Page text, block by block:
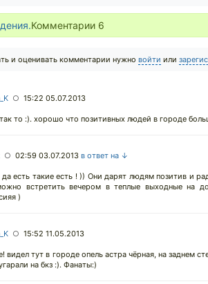
Комментарии 6
и оценивать комментарии нужно войти или
○ 15:22 05.07.2013
то :). хорошо что позитивных людей в городе
○ 02:59 03.07.2013 в ответ на ↓
да есть такие есть ! )) Они дарят людям позитив и
встретить вечером в теплые выходные на
)
○ 15:52 11.05.2013
видел тут в городе опель астра чёрная, на заднем
на бкз :). Фанаты:)